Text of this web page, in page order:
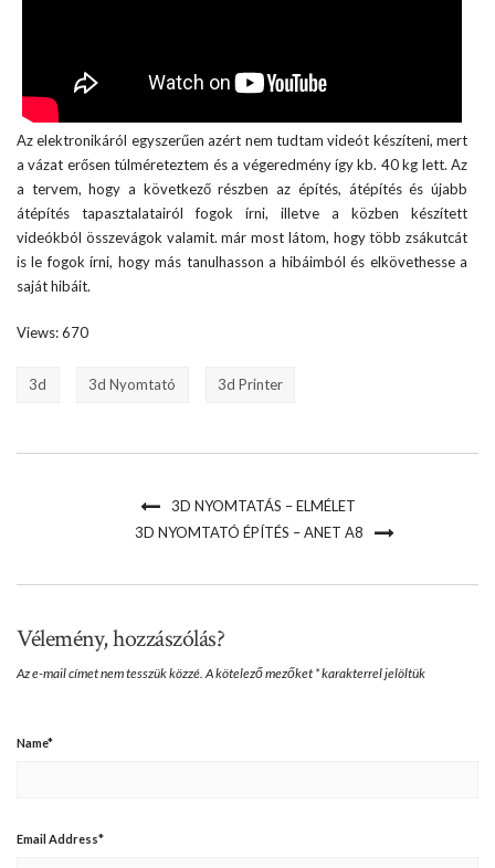
Az elektronikáról egyszerűen azért nem tudtam videót készíteni, mert
a vázat erősen túlméreteztem és a végeredmény így kb. 40 kg lett. Az
a tervem, hogy a következő részben az építés, átépítés és újabb
átépítés tapasztalatairól fogok írni, illetve a közben készített
videókból összevágok valamit. már most látom, hogy több zsákutcát
is le fogok írni, hogy más tanulhasson a hibáimból és elkövethesse a
saját hibáit.
Views: 670
3d 3d Nyomtató 3d Printer
3D NYOMTATÁS – ELMÉLET
3D NYOMTATÓ ÉPÍTÉS – ANET A8
Vélemény, hozzászólás?
Az e-mail címet nem tesszük közzé. A kötelező mezőket *karakterrel jelöltük
Name*
Email Address*